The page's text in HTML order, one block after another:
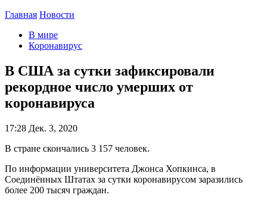
Главная Новости
В мире
Коронавирус
В США за сутки зафиксировали
рекордное число умерших от
коронавируса
17:28 Дек. 3, 2020
В стране скончались 3 157 человек.
По информации университета Джонса Хопкинса, в
Соединённых Штатах за сутки коронавирусом заразились
более 200 тысяч граждан.